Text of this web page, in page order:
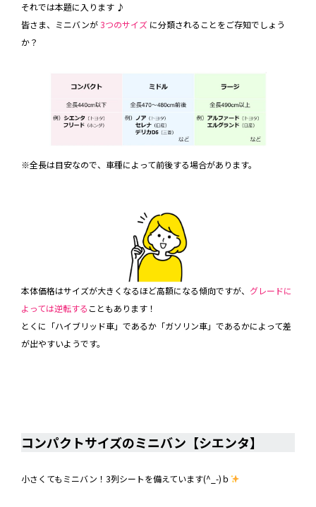
それでは本題に入ります ♪
皆さま、ミニバンが3つのサイズ に分類されることをご存知でしょう
か？
※全長は目安なので、車種によって前後する場合があります。
本体価格はサイズが大きくなるほど高額になる傾向ですが、 グレードに
よっては逆転する こともあります！
とくに「ハイブリッド車」であるか「ガソリン車」であるかによって差
が出やすいようです。
コンパクトサイズのミニバン【シエンタ】
小さくてもミニバン！3列シートを備えています(^_-)ｂ